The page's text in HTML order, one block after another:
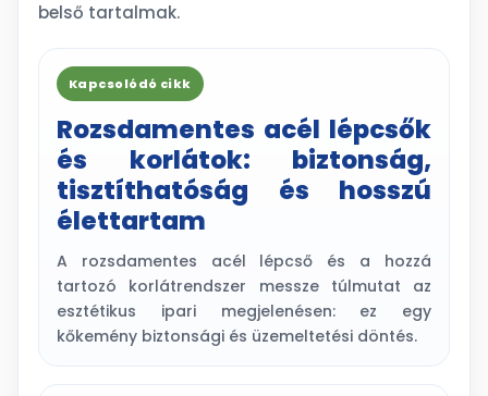
belső tartalmak.
Kapcsolódó cikk
Rozsdamentes acél lépcsők
és korlátok: biztonság,
tisztíthatóság és hosszú
élettartam
A rozsdamentes acél lépcső és a hozzá
tartozó korlátrendszer messze túlmutat az
esztétikus ipari megjelenésen: ez egy
kőkemény biztonsági és üzemeltetési döntés.